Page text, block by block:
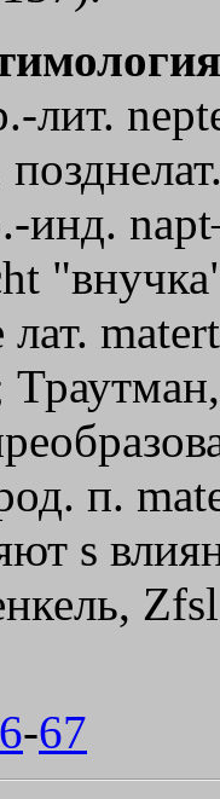
лит.
инд.
п.
s
-67